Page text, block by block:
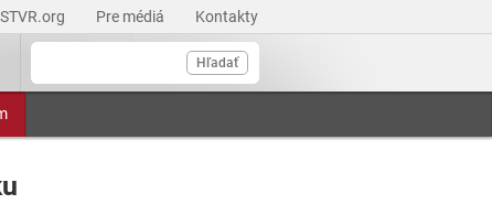
STVR.org Pre médiá Kontakty
Hľadať